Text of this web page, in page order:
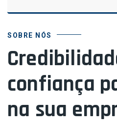
SOBRE NÓS
confiança
na sua